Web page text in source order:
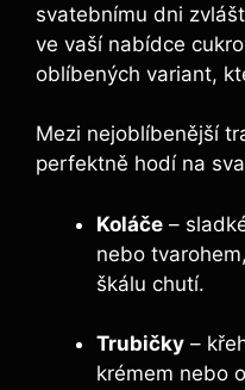
svatebnímu dni
ve vaší nabídce
oblíbených variant,
Mezi nejoblíbenější
perfektně hodí na
Koláče –
nebo
škálu chutí.
Trubičky –
krémem nebo